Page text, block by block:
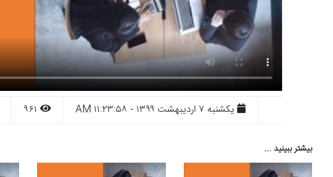
يکشنبه ۷ ارديبهشت ۱۳۹۹ - ۱۱:۲۳:۵۸ AM
بیشتر ببینید ...